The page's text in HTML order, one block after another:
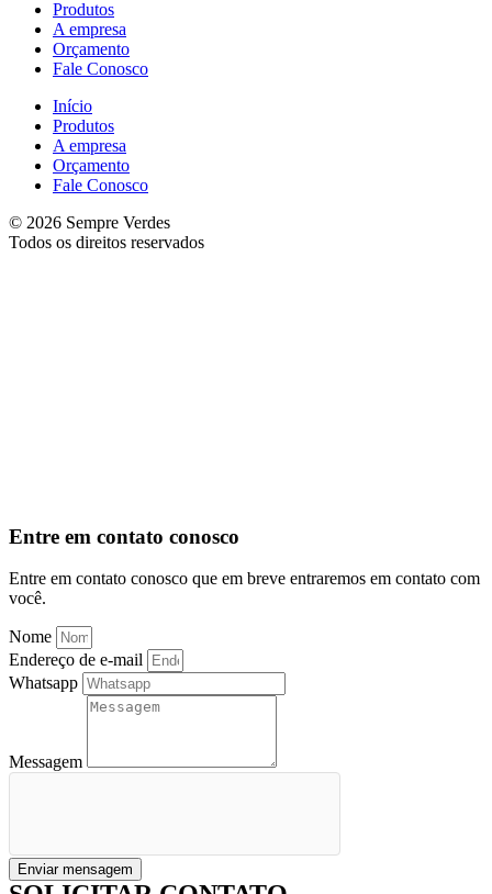
Produtos
A empresa
Orçamento
Fale Conosco
Início
Produtos
A empresa
Orçamento
Fale Conosco
© 2026 Sempre Verdes
Todos os direitos reservados
Entre em contato conosco
Entre em contato conosco que em breve entraremos em contato com
você.
Nome
Endereço de e-mail
Whatsapp
Messagem
Enviar mensagem